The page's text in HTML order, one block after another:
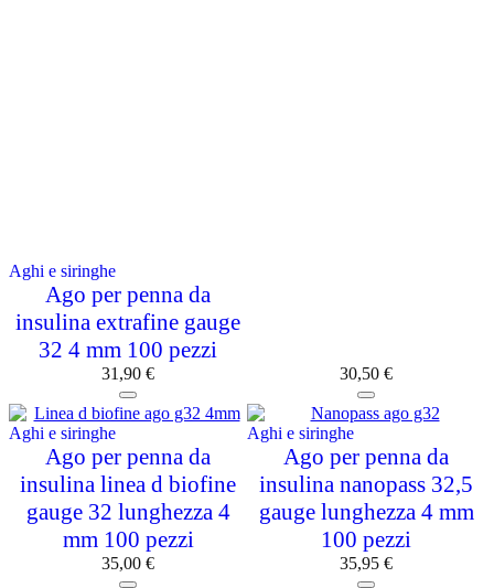
Aghi e siringhe
Ago per penna da
insulina extrafine gauge
32 4 mm 100 pezzi
31,90 € 30,50 €
Aghi e siringhe
Ago per penna da
insulina linea d biofine
gauge 32 lunghezza 4
mm 100 pezzi
35,00 €
Aghi e siringhe
Ago per penna da
insulina nanopass 32,5
gauge lunghezza 4 mm
100 pezzi
35,95 €